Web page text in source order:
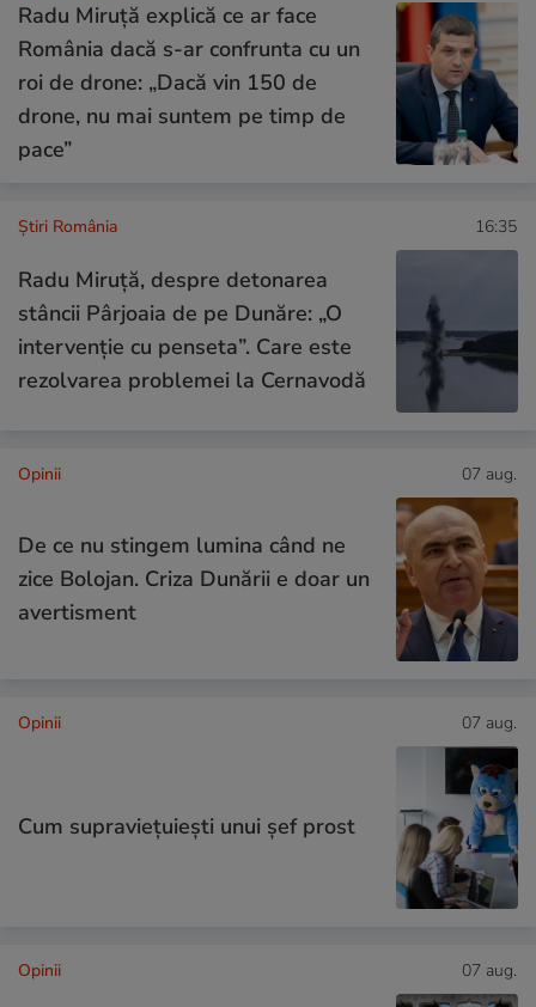
Radu Miruță explică ce ar face
România dacă s-ar confrunta cu un
roi de drone: „Dacă vin 150 de
drone, nu mai suntem pe timp de
pace”
Știri România 16:35
Radu Miruță, despre detonarea
stâncii Pârjoaia de pe Dunăre: „O
intervenție cu penseta”. Care este
rezolvarea problemei la Cernavodă
Opinii 07 aug.
De ce nu stingem lumina când ne
zice Bolojan. Criza Dunării e doar un
avertisment
Opinii 07 aug.
Cum supraviețuiești unui șef prost
Opinii 07 aug.